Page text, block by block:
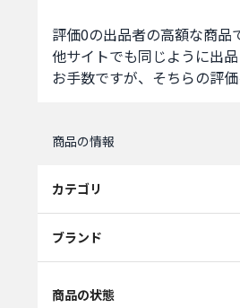
評価0の出品者の高額な商品
他サイトでも同じように出品
お手数ですが、そちらの評価
商品の情報
カテゴリ
ブランド
商品の状態